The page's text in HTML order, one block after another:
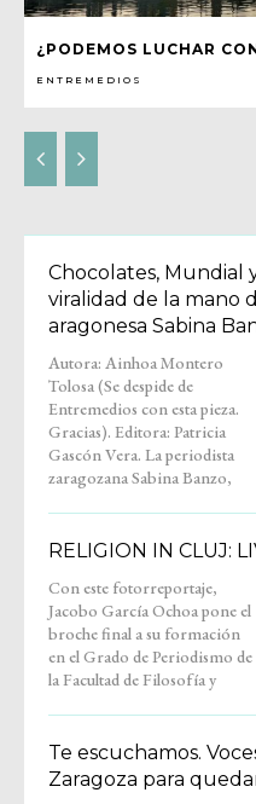
¿PODEMOS LUCHAR
ENTREMEDIOS
Chocolates, Mundial
viralidad de la mano
aragonesa Sabina
Autora: Ainhoa Montero
Tolosa (Se despide de
Entremedios con esta pieza.
Gracias). Editora: Patricia
Gascón Vera. La periodista
zaragozana Sabina Banzo,
tras años como reportera de
televisión y locutora de spots
para grandes marcas,
comenzó su andadura en
RELIGION IN CLUJ:
Con este fotorreportaje,
Jacobo García Ochoa pone el
broche final a su formación
en el Grado de Periodismo de
la Facultad de Filosofía y
Letras y cierra también su
etapa como colaborador de
Entremedios. Su trabajo nos
Te escuchamos.
Zaragoza para